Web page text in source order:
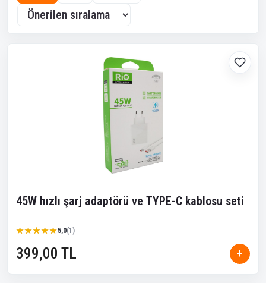
45W hızlı şarj adaptörü ve TYPE-C kablosu seti
★★★★★
★★★★★5,0(1)
399,00 TL +